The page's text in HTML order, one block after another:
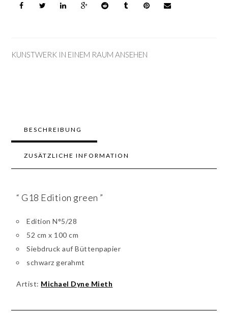
KUNSTWERK IN EINEM RAUM ANSEHEN
BESCHREIBUNG
ZUSÄTZLICHE INFORMATION
“ G18 Edition green ”
Edition N°5/28
52 cm x 100 cm
Siebdruck auf Büttenpapier
schwarz gerahmt
Artist: Michael Dyne Mieth